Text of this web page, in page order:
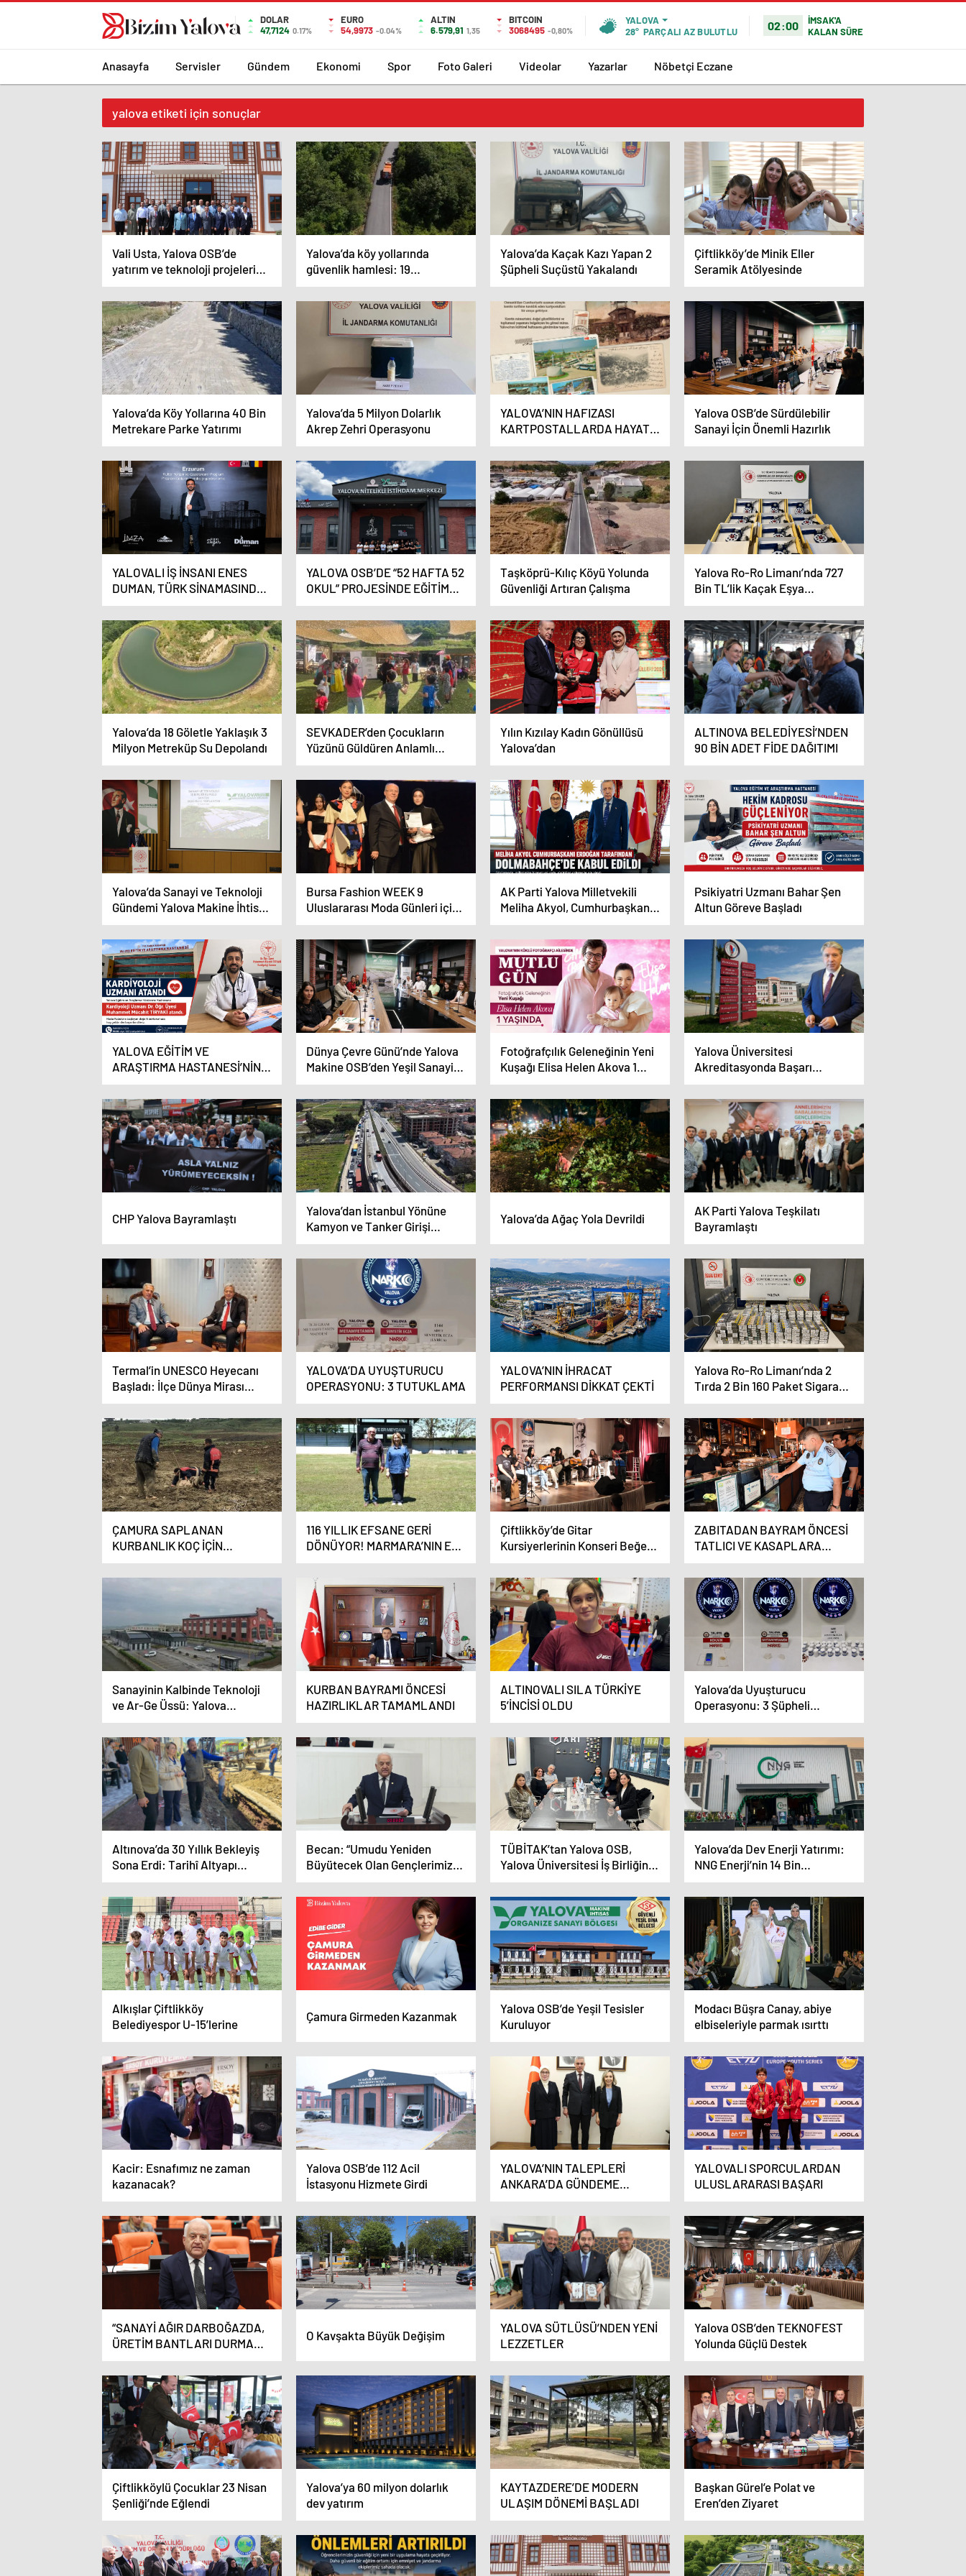
romabet
deneme
DOLAR
47,7124 0.17%
EURO
54,9973 -0.04%
ALTIN
6.579,91 1,35
BITCOIN
3068495 -0,80%
YALOVA
28° PARÇALI AZ BULUTLU 02:00
İMSAK'A
KALAN SÜRE
Anasayfa Servisler Gündem Ekonomi Spor Foto Galeri Videolar Yazarlar Nöbetçi Eczane
yalova etiketi için sonuçlar
Vali Usta, Yalova OSB’de
yatırım ve teknoloji projelerini
yerinde inceledi
Yalova’da köy yollarında
güvenlik hamlesi: 19
kilometrelik çalışma hedefi
Yalova’da Kaçak Kazı Yapan 2
Şüpheli Suçüstü Yakalandı
Çiftlikköy’de Minik Eller
Seramik Atölyesinde
Yalova’da Köy Yollarına 40 Bin
Metrekare Parke Yatırımı
Yalova’da 5 Milyon Dolarlık
Akrep Zehri Operasyonu
YALOVA’NIN HAFIZASI
KARTPOSTALLARDA HAYAT
BULUYOR
Yalova OSB’de Sürdülebilir
Sanayi İçin Önemli Hazırlık
YALOVALI İŞ İNSANI ENES
DUMAN, TÜRK SİNAMASINDA
ANİMASYON ALANINA YENİ
BİR SOLUK GETİRİYOR
YALOVA OSB’DE “52 HAFTA 52
OKUL” PROJESİNDE EĞİTİM
YILININ SON ZİYARETİ
GERÇEKLEŞTİRİLDİ
Taşköprü-Kılıç Köyü Yolunda
Güvenliği Artıran Çalışma
Yalova Ro-Ro Limanı’nda 727
Bin TL’lik Kaçak Eşya
Yakalandı
Yalova’da 18 Göletle Yaklaşık 3
Milyon Metreküp Su Depolandı
SEVKADER’den Çocukların
Yüzünü Güldüren Anlamlı
Sosyal Sorumluluk Projesi
Yılın Kızılay Kadın Gönüllüsü
Yalova’dan
ALTINOVA BELEDİYESİ’NDEN
90 BİN ADET FİDE DAĞITIMI
Yalova’da Sanayi ve Teknoloji
Gündemi Yalova Makine İhtisas
OSB’de Değerlendirildi
Bursa Fashion WEEK 9
Uluslararası Moda Günleri için
geri sayım başladı
AK Parti Yalova Milletvekili
Meliha Akyol, Cumhurbaşkanı
Erdoğan ile Görüştü
Psikiyatri Uzmanı Bahar Şen
Altun Göreve Başladı
YALOVA EĞİTİM VE
ARAŞTIRMA HASTANESİ’NİN
KARDİYOLOJİ KADROSU
GÜÇLENİYOR
Dünya Çevre Günü’nde Yalova
Makine OSB’den Yeşil Sanayi
Vurgusu
Fotoğrafçılık Geleneğinin Yeni
Kuşağı Elisa Helen Akova 1
Yaşında
Yalova Üniversitesi
Akreditasyonda Başarı
Grafiğini Yükseltti
CHP Yalova Bayramlaştı
Yalova’dan İstanbul Yönüne
Kamyon ve Tanker Girişi
Yasaklandı
Yalova’da Ağaç Yola Devrildi
AK Parti Yalova Teşkilatı
Bayramlaştı
Termal’in UNESCO Heyecanı
Başladı: İlçe Dünya Mirası
Yolunda
YALOVA’DA UYUŞTURUCU
OPERASYONU: 3 TUTUKLAMA
YALOVA’NIN İHRACAT
PERFORMANSI DİKKAT ÇEKTİ
Yalova Ro-Ro Limanı’nda 2
Tırda 2 Bin 160 Paket Sigara
Ele Geçirildi
ÇAMURA SAPLANAN
KURBANLIK KOÇ İÇİN
SEFERBER OLDULAR
116 YILLIK EFSANE GERİ
DÖNÜYOR! MARMARA’NIN ER
MEYDANI YENİDEN
KURULUYOR
Çiftlikköy’de Gitar
Kursiyerlerinin Konseri Beğeni
Topladı
ZABITADAN BAYRAM ÖNCESİ
TATLICI VE KASAPLARA
DENETİM
Sanayinin Kalbinde Teknoloji
ve Ar-Ge Üssü: Yalova
Teknopark
KURBAN BAYRAMI ÖNCESİ
HAZIRLIKLAR TAMAMLANDI
ALTINOVALI SILA TÜRKİYE
5’İNCİSİ OLDU
Yalova’da Uyuşturucu
Operasyonu: 3 Şüpheli
Tutuklandı
Altınova’da 30 Yıllık Bekleyiş
Sona Erdi: Tarihî Altyapı
Dönüşümü Başladı
Becan: “Umudu Yeniden
Büyütecek Olan Gençlerimize
Güveniyoruz”
TÜBİTAK’tan Yalova OSB,
Yalova Üniversitesi İş Birliğine
Tam Destek
Yalova’da Dev Enerji Yatırımı:
NNG Enerji’nin 14 Bin
Metrekarelik Yeni Fabrikası
Açıldı
Alkışlar Çiftlikköy
Belediyespor U-15’lerine
Çamura Girmeden Kazanmak
Yalova OSB’de Yeşil Tesisler
Kuruluyor
Modacı Büşra Canay, abiye
elbiseleriyle parmak ısırttı
Kacir: Esnafımız ne zaman
kazanacak?
Yalova OSB’de 112 Acil
İstasyonu Hizmete Girdi
YALOVA’NIN TALEPLERİ
ANKARA’DA GÜNDEME
TAŞINDI
YALOVALI SPORCULARDAN
ULUSLARARASI BAŞARI
“SANAYİ AĞIR DARBOĞAZDA,
ÜRETİM BANTLARI DURMA
NOKTASINDA”
O Kavşakta Büyük Değişim
YALOVA SÜTLÜSÜ’NDEN YENİ
LEZZETLER
Yalova OSB’den TEKNOFEST
Yolunda Güçlü Destek
Çiftlikköylü Çocuklar 23 Nisan
Şenliği’nde Eğlendi
Yalova’ya 60 milyon dolarlık
dev yatırım
KAYTAZDERE’DE MODERN
ULAŞIM DÖNEMİ BAŞLADI
Başkan Gürel’e Polat ve
Eren’den Ziyaret